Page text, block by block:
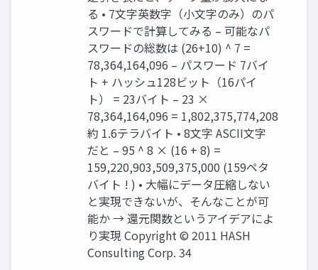
る • 7文字英数字（小文字のみ）のパ
スワードで計算してみる – 可能なパ
スワードの総数は (26+10) ^ 7 =
78,364,164,096 – パスワード 7バイ
ト + ハッシュ128ビット（16パイ
ト） = 23バイト – 23 ×
78,364,164,096 = 1,802,375,774,208
約 1.6テラバイト • 8文字 ASCII文字
だと – 95 ^ 8 × (16 + 8) =
159,220,903,509,375,000 (159ペタ
バイト ! ) • 大幅にデータ圧縮しない
と実現できないが、そんなことが可
能か → 還元関数というアイデアによ
り実現 Copyright © 2011 HASH
Consulting Corp. 34